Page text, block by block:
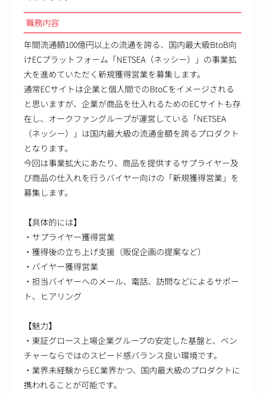
職務内容
年間流通額100億円以上の流通を誇る、国内最大級BtoB向
けECプラットフォーム「NETSEA（ネッシー）」の事業拡
大を進めていただく新規獲得営業を募集します。
通常ECサイトは企業と個人間でのBtoCをイメージされる
と思いますが、企業が商品を仕入れるためのECサイトも存
在し、オークファングループが運営している「NETSEA
（ネッシー）」は国内最大級の流通金額を誇るプロダクト
となります。
今回は事業拡大にあたり、商品を提供するサプライヤー及
び商品の仕入れを行うバイヤー向けの「新規獲得営業」を
募集します。
【具体的には】
・サプライヤー獲得営業
・獲得後の立ち上げ支援（販促企画の提案など）
・バイヤー獲得営業
・担当バイヤーへのメール、電話、訪問などによるサポー
ト、ヒアリング
【魅力】
・東証グロース上場企業グループの安定した基盤と、ベン
チャーならではのスピード感バランス良い環境です。
・業界未経験からEC業界かつ、国内最大級のプロダクトに
携われることが可能です。